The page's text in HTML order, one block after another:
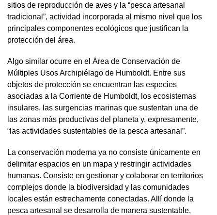
sitios de reproducción de aves y la “pesca artesanal
tradicional”, actividad incorporada al mismo nivel que los
principales componentes ecológicos que justifican la
protección del área.
Algo similar ocurre en el Área de Conservación de
Múltiples Usos Archipiélago de Humboldt. Entre sus
objetos de protección se encuentran las especies
asociadas a la Corriente de Humboldt, los ecosistemas
insulares, las surgencias marinas que sustentan una de
las zonas más productivas del planeta y, expresamente,
“las actividades sustentables de la pesca artesanal”.
La conservación moderna ya no consiste únicamente en
delimitar espacios en un mapa y restringir actividades
humanas. Consiste en gestionar y colaborar en territorios
complejos donde la biodiversidad y las comunidades
locales están estrechamente conectadas. Allí donde la
pesca artesanal se desarrolla de manera sustentable,